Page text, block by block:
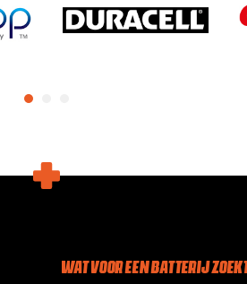
WAT VOOR EEN BATTERIJ